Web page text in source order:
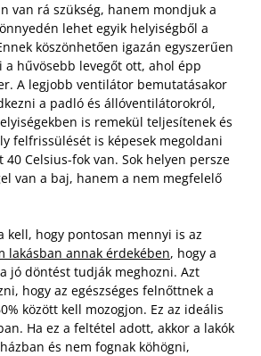
van rá szükség, hanem mondjuk a
lehet egyik helyiségből a
köszönhetően igazán egyszerűen
hűvösebb levegőt ott, ahol épp
A legjobb ventilátor bemutatásakor
a padló és állóventilátorokról,
is remekül teljesítenek és
felfrissülését is képesek megoldani
Celsius-fok van. Sok helyen persze
van a baj, hanem a nem megfelelő
kell, hogy pontosan mennyi is az
lakásban annak érdekében, hogy a
jó döntést tudják meghozni. Azt
hogy az egészséges felnőttnek a
között kell mozogjon. Ez az ideális
Ha ez a feltétel adott, akkor a lakók
és nem fognak köhögni,